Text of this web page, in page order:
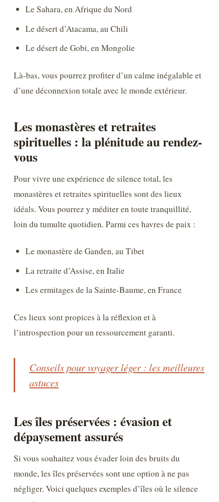
Le Sahara, en Afrique du Nord
Le désert d’Atacama, au Chili
Le désert de Gobi, en Mongolie
Là-bas, vous pourrez profiter d’un calme inégalable et
d’une déconnexion totale avec le monde extérieur.
Les monastères et retraites
spirituelles : la plénitude au rendez-
vous
Pour vivre une expérience de silence total, les
monastères et retraites spirituelles sont des lieux
idéals. Vous pourrez y méditer en toute tranquillité,
loin du tumulte quotidien. Parmi ces havres de paix :
Le monastère de Ganden, au Tibet
La retraite d’Assise, en Italie
Les ermitages de la Sainte-Baume, en France
Ces lieux sont propices à la réflexion et à
l’introspection pour un ressourcement garanti.
Conseils pour voyager léger : les meilleures
astuces
Les îles préservées : évasion et
dépaysement assurés
Si vous souhaitez vous évader loin des bruits du
monde, les îles préservées sont une option à ne pas
négliger. Voici quelques exemples d’îles où le silence